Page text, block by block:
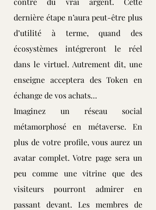
dernière étape n’aura peut-être plus
d’utilité à terme, quand des
écosystèmes intégreront le réel
dans le virtuel. Autrement dit, une
enseigne acceptera des Token en
échange de vos achats…
Imaginez un réseau social
métamorphosé en métaverse. En
plus de votre profile, vous aurez un
avatar complet. Votre page sera un
peu comme une vitrine que des
visiteurs pourront admirer en
passant devant. Les membres de